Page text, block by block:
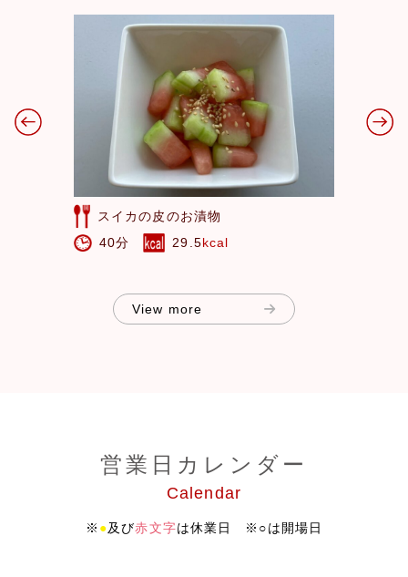
スイカの皮のお漬物
40分
29.5kcal
View more
営業日カレンダー
Calendar
※ ●及び赤文字は休業日 ※○は開場日